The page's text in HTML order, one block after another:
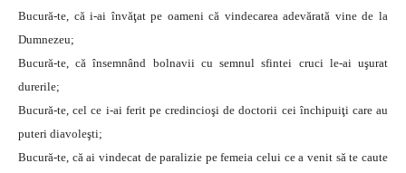
Bucură-te, că i-ai învăţat pe oameni că vindecarea adevărată vine de la
Dumnezeu;
Bucură-te, că însemnând bolnavii cu semnul sfintei cruci le-ai uşurat
durerile;
Bucură-te, cel ce i-ai ferit pe credincioşi de doctorii cei închipuiţi care au
puteri diavoleşti;
Bucură-te, că ai vindecat de paralizie pe femeia celui ce a venit să te caute